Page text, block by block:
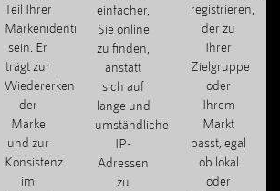
Teil Ihrer
Markenidentität
sein. Er
trägt zur
Wiedererkennung
der
Marke
und zur
Konsistenz
im
einfacher,
Sie online
zu finden,
anstatt
sich auf
lange und
umständliche
IP-
Adressen
zu
registrieren,
der zu
Ihrer
Zielgruppe
oder
Ihrem
Markt
passt, egal
ob lokal
oder